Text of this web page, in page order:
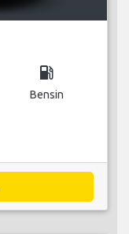
local_gas_station
Bensin